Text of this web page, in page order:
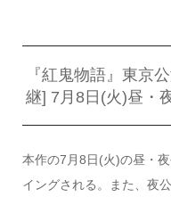
『紅鬼物語』東京
継] 7月8日(火)昼・
本作の7月8日(火)の昼・
イングされる。また、夜